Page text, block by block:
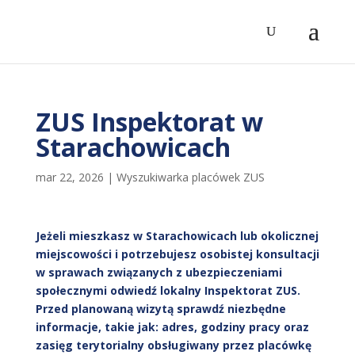
ZUS Inspektorat w
Starachowicach
mar 22, 2026 | Wyszukiwarka placówek ZUS
Jeżeli mieszkasz w Starachowicach lub okolicznej
miejscowości i potrzebujesz osobistej konsultacji
w sprawach związanych z ubezpieczeniami
społecznymi odwiedź lokalny Inspektorat ZUS.
Przed planowaną wizytą sprawdź niezbędne
informacje, takie jak: adres, godziny pracy oraz
zasięg terytorialny obsługiwany przez placówkę